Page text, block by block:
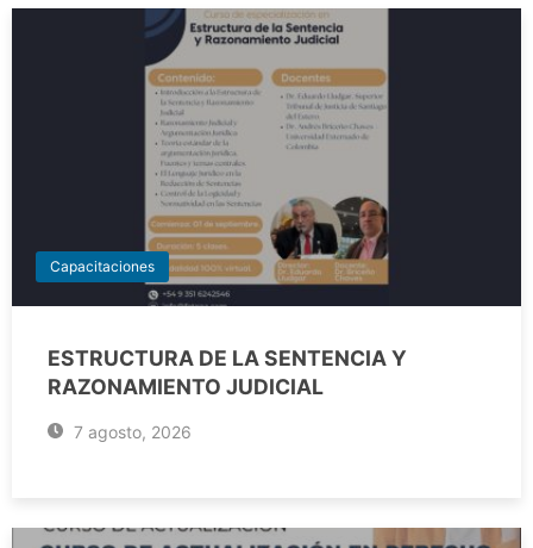
Capacitaciones
ESTRUCTURA DE LA SENTENCIA Y
RAZONAMIENTO JUDICIAL
7 agosto, 2026